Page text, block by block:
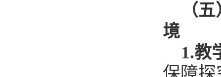
（
境
1.教